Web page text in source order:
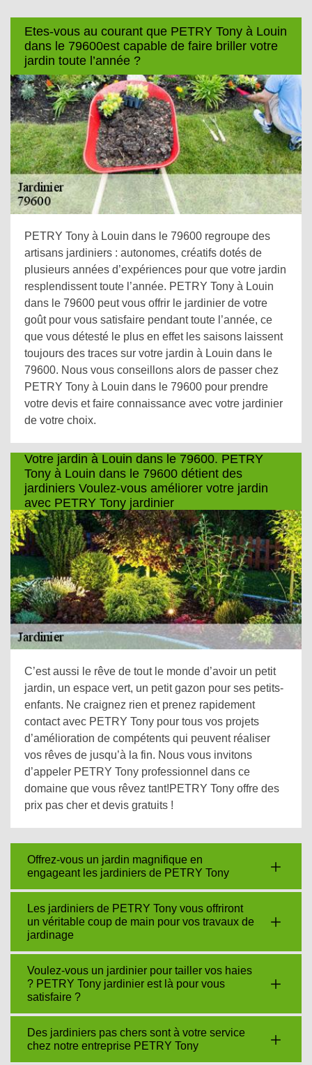
Etes-vous au courant que PETRY Tony à Louin
dans le 79600est capable de faire briller votre
jardin toute l’année ?
PETRY Tony à Louin dans le 79600 regroupe des
artisans jardiniers : autonomes, créatifs dotés de
plusieurs années d’expériences pour que votre jardin
resplendissent toute l’année. PETRY Tony à Louin
dans le 79600 peut vous offrir le jardinier de votre
goût pour vous satisfaire pendant toute l’année, ce
que vous détesté le plus en effet les saisons laissent
toujours des traces sur votre jardin à Louin dans le
79600. Nous vous conseillons alors de passer chez
PETRY Tony à Louin dans le 79600 pour prendre
votre devis et faire connaissance avec votre jardinier
de votre choix.
Votre jardin à Louin dans le 79600. PETRY
Tony à Louin dans le 79600 détient des
jardiniers Voulez-vous améliorer votre jardin
avec PETRY Tony jardinier
C’est aussi le rêve de tout le monde d’avoir un petit
jardin, un espace vert, un petit gazon pour ses petits-
enfants. Ne craignez rien et prenez rapidement
contact avec PETRY Tony pour tous vos projets
d’amélioration de compétents qui peuvent réaliser
vos rêves de jusqu’à la fin. Nous vous invitons
d’appeler PETRY Tony professionnel dans ce
domaine que vous rêvez tant!PETRY Tony offre des
prix pas cher et devis gratuits !
Offrez-vous un jardin magnifique en
engageant les jardiniers de PETRY Tony
Les jardiniers de PETRY Tony vous offriront
un véritable coup de main pour vos travaux de
jardinage
Voulez-vous un jardinier pour tailler vos haies
? PETRY Tony jardinier est là pour vous
satisfaire ?
Des jardiniers pas chers sont à votre service
chez notre entreprise PETRY Tony